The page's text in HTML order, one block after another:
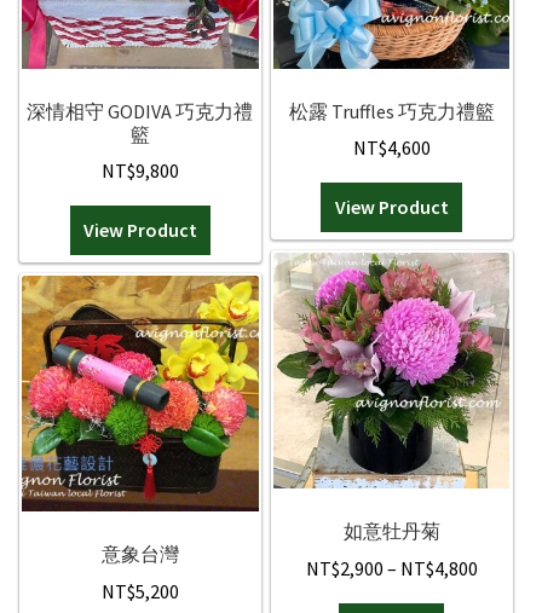
可
在
品
選
擇
選
項
深情相守 GODIVA 巧克力禮
籃
NT$9,800
View Product
松露 Truffles 巧克力禮籃
NT$4,600
View Product
如意牡丹菊
NT$2,900 – NT$4,800Price
意象台灣
NT$5,200